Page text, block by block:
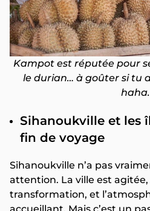
Kampot est réputée pour
le durian… à goûter si tu
haha.
Sihanoukville et les
fin de voyage
Sihanoukville n’a pas
attention. La ville est
transformation, et
accueillant. Mais c’est un